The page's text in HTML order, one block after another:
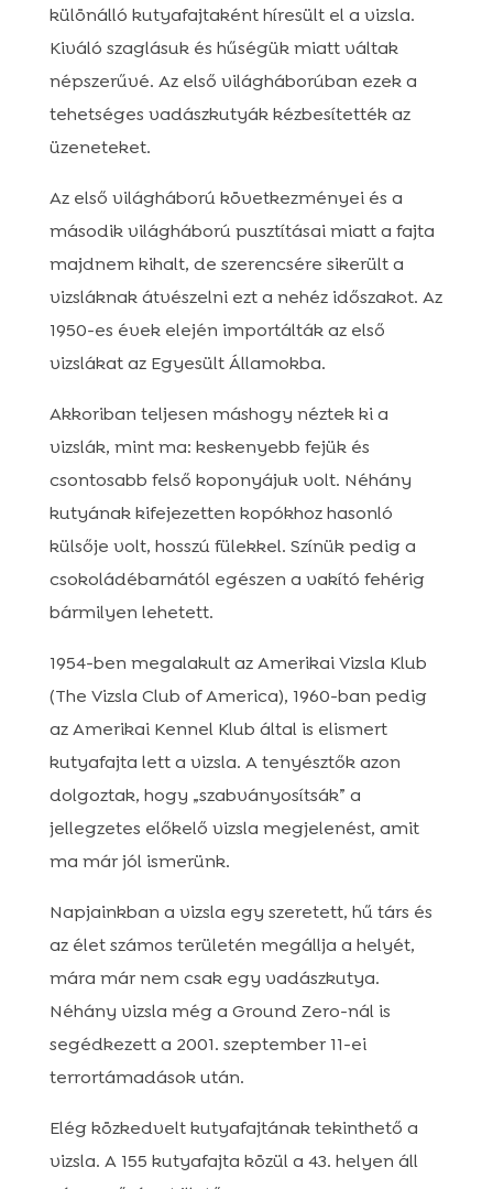
különálló kutyafajtaként híresült el a vizsla.
Kiváló szaglásuk és hűségük miatt váltak
népszerűvé. Az első világháborúban ezek a
tehetséges vadászkutyák kézbesítették az
üzeneteket.
Az első világháború következményei és a
második világháború pusztításai miatt a fajta
majdnem kihalt, de szerencsére sikerült a
vizsláknak átvészelni ezt a nehéz időszakot. Az
1950-es évek elején importálták az első
vizslákat az Egyesült Államokba.
Akkoriban teljesen máshogy néztek ki a
vizslák, mint ma: keskenyebb fejük és
csontosabb felső koponyájuk volt. Néhány
kutyának kifejezetten kopókhoz hasonló
külsője volt, hosszú fülekkel. Színük pedig a
csokoládébarnától egészen a vakító fehérig
bármilyen lehetett.
1954-ben megalakult az Amerikai Vizsla Klub
(The Vizsla Club of America), 1960-ban pedig
az Amerikai Kennel Klub által is elismert
kutyafajta lett a vizsla. A tenyésztők azon
dolgoztak, hogy „szabványosítsák” a
jellegzetes előkelő vizsla megjelenést, amit
ma már jól ismerünk.
Napjainkban a vizsla egy szeretett, hű társ és
az élet számos területén megállja a helyét,
mára már nem csak egy vadászkutya.
Néhány vizsla még a Ground Zero-nál is
segédkezett a 2001. szeptember 11-ei
terrortámadások után.
Elég közkedvelt kutyafajtának tekinthető a
vizsla. A 155 kutyafajta közül a 43. helyen áll